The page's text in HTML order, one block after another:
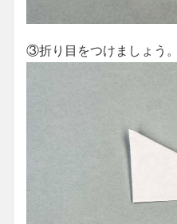
③折り目をつけましょう。